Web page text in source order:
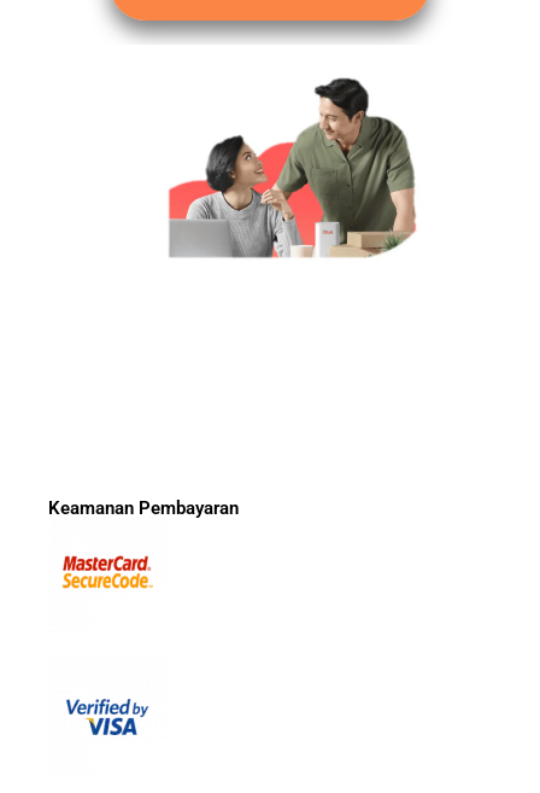
Keamanan Pembayaran